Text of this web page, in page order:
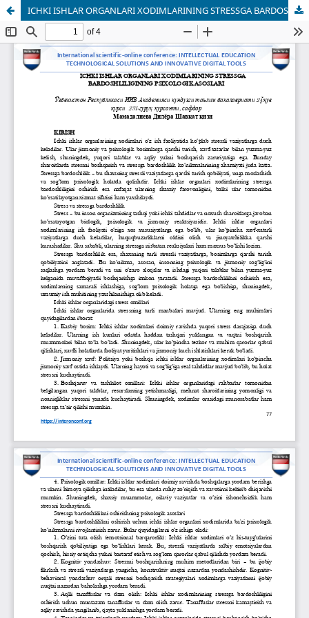
ICHKI ISHLAR ORGANLARI XODIMLARINING STRESSGA BARDOSHLILIGINING PSIXOLOGIK ASOSLARI